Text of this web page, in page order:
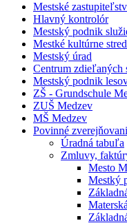
Mestské
Hlavný kontrolór
Mestský podnik
Mestké kultúrne
Mestský úrad
Centrum zdieľaných
Mestský podnik
ZŠ - Grundschule
ZUŠ Medzev
MŠ Medzev
Povinné
Úradná tabuľa
Zmluvy,
Mesto
Mestký